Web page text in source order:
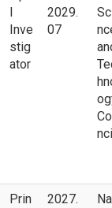
Inve
stig
ator
2029.
07
Prin
2027.